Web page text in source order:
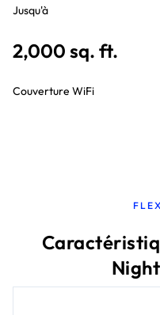
Jusqu'à
2,000 sq. ft.
Couverture WiFi